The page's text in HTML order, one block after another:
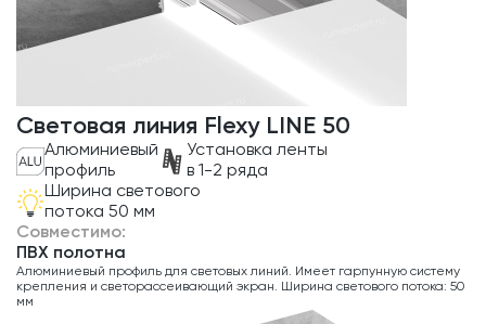
Световая линия Flexy LINE 50
Алюминиевый
профиль
Установка ленты
в 1-2 ряда
Ширина светового
потока 50 мм
Совместимо:
ПВХ полотна
Алюминиевый профиль для световых линий. Имеет гарпунную систему
крепления и светорассеивающий экран. Ширина светового потока: 50
мм